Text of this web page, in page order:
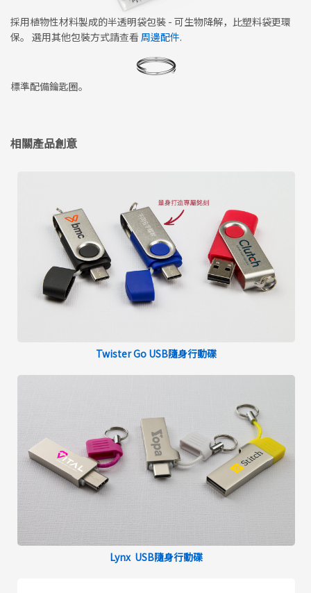
採用植物性材料製成的半透明袋包裝 - 可生物降解，比塑料袋更環
保。 選用其他包裝方式請查看 周邊配件.
標準配備鑰匙圈。
相關產品創意
Twister Go USB隨身行動碟
Lynx USB隨身行動碟